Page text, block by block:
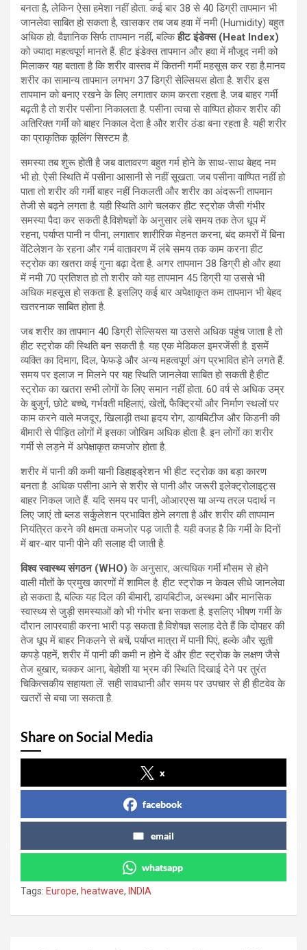
बनता है, लेकिन ऐसा हमेशा नहीं होता. कई बार 38 से 40 डिग्री तापमान भी
जानलेवा साबित हो सकता है, खासकर तब जब हवा में नमी (Humidity) बहुत
अधिक हो. वैज्ञानिक सिर्फ तापमान नहीं, बल्किहीट इंडेक्स (Heat Index)
को ज्यादा महत्वपूर्ण मानते हैं. हीट इंडेक्स तापमान और हवा में मौजूद नमी को
मिलाकर यह बताता है कि शरीर वास्तव में कितनी गर्मी महसूस कर रहा है.मानव
शरीर का सामान्य तापमान लगभग 37 डिग्री सेल्सियस होता है. शरीर इस
तापमान को बनाए रखने के लिए लगातार काम करता रहता है. जब बाहर गर्मी
बढ़ती है तो शरीर पसीना निकालता है. पसीना त्वचा से वाष्पित होकर शरीर की
अतिरिक्त गर्मी को बाहर निकाल देता है और शरीर ठंडा बना रहता है. यही शरीर
का प्राकृतिक कूलिंग सिस्टम है.
समस्या तब शुरू होती है जब वातावरण बहुत गर्म होने के साथ-साथ बेहद नम
भी हो. ऐसी स्थिति में पसीना आसानी से नहीं सूखता. जब पसीना वाष्पित नहीं हो
पाता तो शरीर की गर्मी बाहर नहीं निकलती और शरीर का अंदरूनी तापमान
तेजी से बढ़ने लगता है. यही स्थिति आगे चलकर हीट स्ट्रोक जैसी गंभीर
समस्या पैदा कर सकती है.विशेषज्ञों के अनुसार लंबे समय तक तेज धूप में
रहना, पर्याप्त पानी न पीना, लगातार शारीरिक मेहनत करना, बंद कमरों में बिना
वेंटिलेशन के रहना और गर्म वातावरण में लंबे समय तक काम करना हीट
स्ट्रोक का खतरा कई गुना बढ़ा देता है. अगर तापमान 38 डिग्री हो और हवा
में नमी 70 प्रतिशत हो तो शरीर को यह तापमान 45 डिग्री या उससे भी
अधिक महसूस हो सकता है. इसलिए कई बार अपेक्षाकृत कम तापमान भी बेहद
खतरनाक साबित होता है.
जब शरीर का तापमान 40 डिग्री सेल्सियस या उससे अधिक पहुंच जाता है तो
हीट स्ट्रोक की स्थिति बन सकती है. यह एक मेडिकल इमरजेंसी है. इसमें
व्यक्ति का दिमाग, दिल, फेफड़े और अन्य महत्वपूर्ण अंग प्रभावित होने लगते हैं.
समय पर इलाज न मिलने पर यह स्थिति जानलेवा साबित हो सकती है.हीट
स्ट्रोक का खतरा सभी लोगों के लिए समान नहीं होता. 60 वर्ष से अधिक उम्र
के बुजुर्ग, छोटे बच्चे, गर्भवती महिलाएं, खेतों, फैक्ट्रियों और निर्माण स्थलों पर
काम करने वाले मजदूर, खिलाड़ी तथा हृदय रोग, डायबिटीज और किडनी की
बीमारी से पीड़ित लोगों में इसका जोखिम अधिक होता है. इन लोगों का शरीर
गर्मी से लड़ने में अपेक्षाकृत कमजोर होता है.
शरीर में पानी की कमी यानी डिहाइड्रेशन भी हीट स्ट्रोक का बड़ा कारण
बनता है. अधिक पसीना आने से शरीर से पानी और जरूरी इलेक्ट्रोलाइट्स
बाहर निकल जाते हैं. यदि समय पर पानी, ओआरएस या अन्य तरल पदार्थ न
लिए जाएं तो ब्लड सर्कुलेशन प्रभावित होने लगता है और शरीर की तापमान
नियंत्रित करने की क्षमता कमजोर पड़ जाती है. यही वजह है कि गर्मी के दिनों
में बार-बार पानी पीने की सलाह दी जाती है.
विश्व स्वास्थ्य संगठन (WHO) के अनुसार, अत्यधिक गर्मी मौसम से होने
वाली मौतों के प्रमुख कारणों में शामिल है. हीट स्ट्रोक न केवल सीधे जानलेवा
हो सकता है, बल्कि यह दिल की बीमारी, डायबिटीज, अस्थमा और मानसिक
स्वास्थ्य से जुड़ी समस्याओं को भी गंभीर बना सकता है. इसलिए भीषण गर्मी के
दौरान लापरवाही करना भारी पड़ सकता है.विशेषज्ञ सलाह देते हैं कि दोपहर की
तेज धूप में बाहर निकलने से बचें, पर्याप्त मात्रा में पानी पिएं, हल्के और सूती
कपड़े पहनें, शरीर में पानी की कमी न होने दें और हीट स्ट्रोक के लक्षण जैसे
तेज बुखार, चक्कर आना, बेहोशी या भ्रम की स्थिति दिखाई देने पर तुरंत
चिकित्सकीय सहायता लें. सही सावधानी और समय पर उपचार से ही हीटवेव के
खतरों से बचा जा सकता है.
Share on Social Media
x
facebook
email
whatsapp
Tags: Europe, heatwave, INDIA